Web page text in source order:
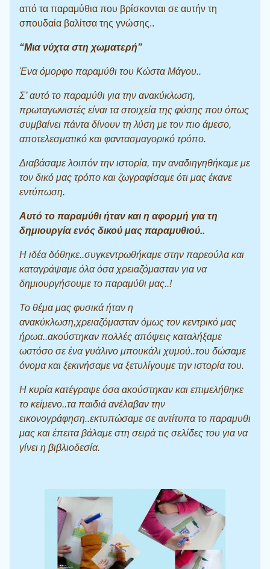
από τα παραμύθια που βρίσκονται σε αυτήν τη
σπουδαία βαλίτσα της γνώσης..
“Μια νύχτα στη χωματερή”
Ένα όμορφο παραμύθι του Κώστα Μάγου..
Σ’ αυτό το παραμύθι για την ανακύκλωση,
πρωταγωνιστές είναι τα στοιχεία της φύσης που όπως
συμβαίνει πάντα δίνουν τη λύση με τον πιο άμεσο,
αποτελεσματικό και φαντασμαγορικό τρόπο.
Διαβάσαμε λοιπόν την ιστορία, την αναδιηγηθήκαμε με
τον δικό μας τρόπο και ζωγραφίσαμε ότι μας έκανε
εντύπωση.
Αυτό το παραμύθι ήταν και η αφορμή για τη
δημιουργία ενός δικού μας παραμυθιού..
Η ιδέα δόθηκε..συγκεντρωθήκαμε στην παρεούλα και
καταγράψαμε όλα όσα χρειαζόμασταν για να
δημιουργήσουμε το παραμύθι μας..!
Το θέμα μας φυσικά ήταν η
ανακύκλωση,χρειαζόμασταν όμως τον κεντρικό μας
ήρωα..ακούστηκαν πολλές απόψεις καταλήξαμε
ωστόσο σε ένα γυάλινο μπουκάλι χυμού..του δώσαμε
όνομα και ξεκινήσαμε να ξετυλίγουμε την ιστορία του.
Η κυρία κατέγραψε όσα ακούστηκαν και επιμελήθηκε
το κείμενο..τα παιδιά ανέλαβαν την
εικονογράφηση..εκτυπώσαμε σε αντίτυπα το παραμυθι
μας και έπειτα βάλαμε στη σειρά τις σελίδες του για να
γίνει η βιβλιοδεσία.